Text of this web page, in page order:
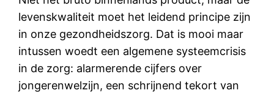
levenskwaliteit moet het leidend principe zijn
in onze gezondheidszorg. Dat is mooi maar
intussen woedt een algemene systeemcrisis
in de zorg: alarmerende cijfers over
jongerenwelzijn, een schrijnend tekort van